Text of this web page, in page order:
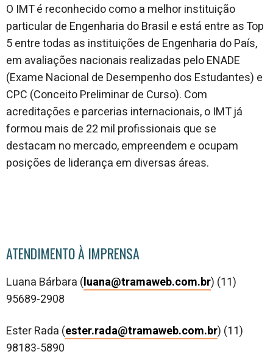
O IMT é reconhecido como a melhor instituição
particular de Engenharia do Brasil e está entre as Top
5 entre todas as instituições de Engenharia do País,
em avaliações nacionais realizadas pelo ENADE
(Exame Nacional de Desempenho dos Estudantes) e
CPC (Conceito Preliminar de Curso). Com
acreditações e parcerias internacionais, o IMT já
formou mais de 22 mil profissionais que se
destacam no mercado, empreendem e ocupam
posições de liderança em diversas áreas.
ATENDIMENTO À IMPRENSA
Luana Bárbara (luana@tramaweb.com.br) (11)
95689-2908
Ester Rada (ester.rada@tramaweb.com.br) (11)
98183-5890